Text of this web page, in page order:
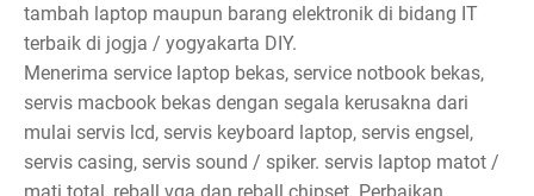
tambah laptop maupun barang elektronik di bidang IT
terbaik di jogja / yogyakarta DIY.
Menerima service laptop bekas, service notbook bekas,
servis macbook bekas dengan segala kerusakna dari
mulai servis lcd, servis keyboard laptop, servis engsel,
servis casing, servis sound / spiker. servis laptop matot /
mati total, reball vga dan reball chipset. Perbaikan